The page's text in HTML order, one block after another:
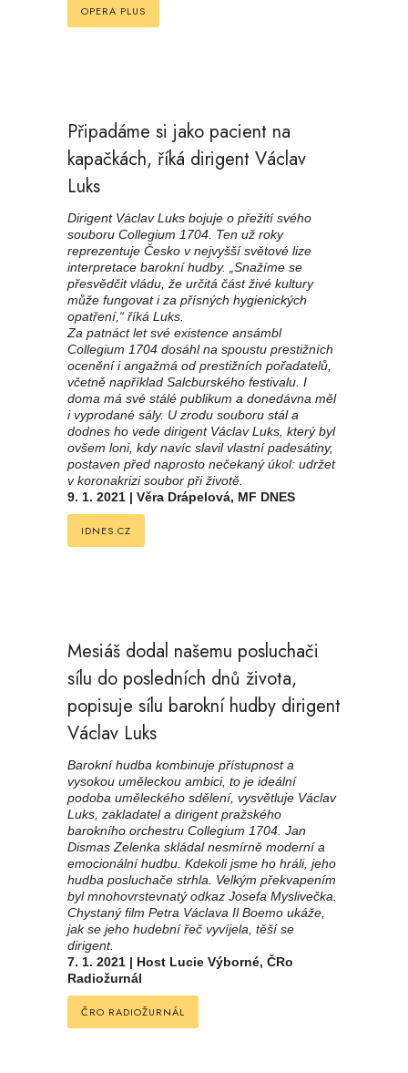
OPERA PLUS
Připadáme si jako pacient na
kapačkách, říká dirigent Václav
Luks
Dirigent Václav Luks bojuje o přežití svého
souboru Collegium 1704. Ten už roky
reprezentuje Česko v nejvyšší světové lize
interpretace barokní hudby. „Snažíme se
přesvědčit vládu, že určitá část živé kultury
může fungovat i za přísných hygienických
opatření,“ říká Luks.
Za patnáct let své existence ansámbl
Collegium 1704 dosáhl na spoustu prestižních
ocenění i angažmá od prestižních pořadatelů,
včetně například Salcburského festivalu. I
doma má své stálé publikum a donedávna měl
i vyprodané sály. U zrodu souboru stál a
dodnes ho vede dirigent Václav Luks, který byl
ovšem loni, kdy navíc slavil vlastní padesátiny,
postaven před naprosto nečekaný úkol: udržet
v koronakrizi soubor při životě.
9. 1. 2021 | Věra Drápelová, MF DNES
IDNES.CZ
Mesiáš dodal našemu posluchači
sílu do posledních dnů života,
popisuje sílu barokní hudby dirigent
Václav Luks
Barokní hudba kombinuje přístupnost a
vysokou uměleckou ambici, to je ideální
podoba uměleckého sdělení, vysvětluje Václav
Luks, zakladatel a dirigent pražského
barokního orchestru Collegium 1704. Jan
Dismas Zelenka skládal nesmírně moderní a
emocionální hudbu. Kdekoli jsme ho hráli, jeho
hudba posluchače strhla. Velkým překvapením
byl mnohovrstevnatý odkaz Josefa Myslivečka.
Chystaný film Petra Václava Il Boemo ukáže,
jak se jeho hudební řeč vyvíjela, těší se
dirigent.
7. 1. 2021 | Host Lucie Výborné, ČRo
Radiožurnál
ČRO RADIOŽURNÁL